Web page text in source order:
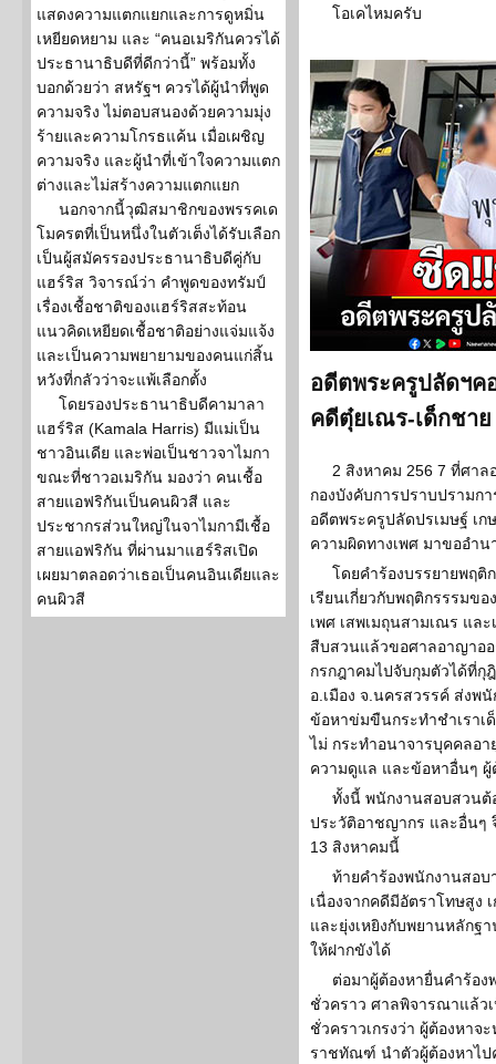
แสดงความแตกแยกและการดูหมิ่น
เหยียดหยาม และ “คนอเมริกันควรได้
ประธานาธิบดีที่ดีกว่านี้” พร้อมทั้ง
บอกด้วยว่า สหรัฐฯ ควรได้ผู้นำที่พูด
ความจริง ไม่ตอบสนองด้วยความมุ่ง
ร้ายและความโกรธแค้น เมื่อเผชิญ
ความจริง และผู้นำที่เข้าใจความแตก
ต่างและไม่สร้างความแตกแยก
นอกจากนี้วุฒิสมาชิกของพรรคเด
โมครตที่เป็นหนึ่งในตัวเต็งได้รับเลือก
เป็นผู้สมัครรองประธานาธิบดีคู่กับ
แฮร์ริส วิจารณ์ว่า คำพูดของทรัมป์
เรื่องเชื้อชาติของแฮร์ริสสะท้อน
แนวคิดเหยียดเชื้อชาติอย่างแจ่มแจ้ง
และเป็นความพยายามของคนแก่สิ้น
หวังที่กลัวว่าจะแพ้เลือกตั้ง
โดยรองประธานาธิบดีคามาลา
แฮร์ริส (Kamala Harris) มีแม่เป็น
ชาวอินเดีย และพ่อเป็นชาวจาไมกา
ขณะที่ชาวอเมริกัน มองว่า คนเชื้อ
สายแอฟริกันเป็นคนผิวสี และ
ประชากรส่วนใหญ่ในจาไมกามีเชื้อ
สายแอฟริกัน ที่ผ่านมาแฮร์ริสเปิด
เผยมาตลอดว่าเธอเป็นคนอินเดียและ
คนผิวสี
โอเคไหมครับ
อดีตพระครูปลัดฯ
คดีตุ๋ยเณร-เด็กชาย
2 สิงหาคม 256 7 ที่ศา
กองบังคับการปราบปรามก
อดีตพระครูปลัดปรเมษฐ์ เก
ความผิดทางเพศ มาขออำ
โดยคำร้องบรรยายพฤติ
เรียนเกี่ยวกับพฤติกรรรมข
เพศ เสพเมถุนสามเณร แล
สืบสวนแล้วขอศาลอาญาอ
กรกฎาคมไปจับกุมตัวได้ที่
อ.เมือง จ.นครสวรรค์ ส่งพ
ข้อหาข่มขืนกระทำชำเราเ
ไม่ กระทำอนาจารบุคคลอา
ความดูแล และข้อหาอื่นๆ ผู้
ทั้งนี้ พนักงานสอบสวนต้
ประวัติอาชญากร และอื่นๆ
13 สิงหาคมนี้
ท้ายคำร้องพนักงานสอ
เนื่องจากคดีมีอัตราโทษสูง
และยุ่งเหยิงกับพยานหลัก
ให้ฝากขังได้
ต่อมาผู้ต้องหายื่นคำร้อ
ชั่วคราว ศาลพิจารณาแล้ว
ชั่วคราวเกรงว่า ผู้ต้องหาจ
ราชทัณฑ์ นำตัวผู้ต้องหาไป